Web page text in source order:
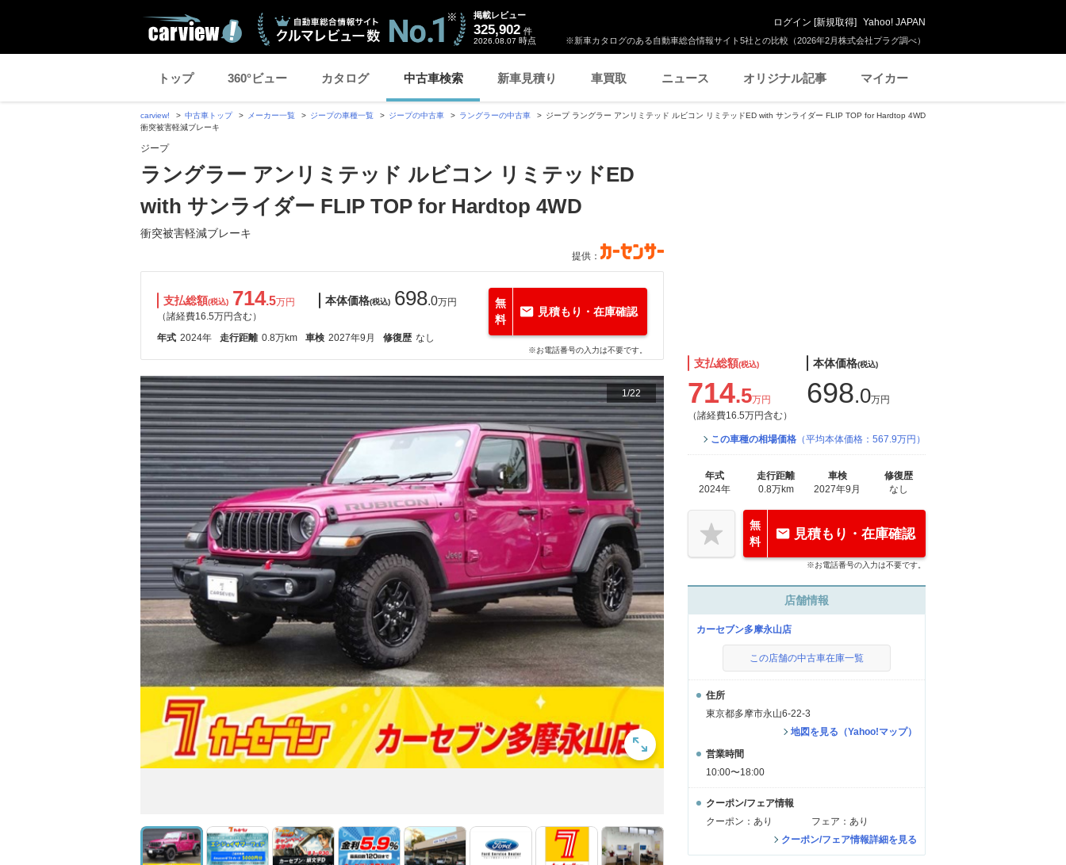
※新車カタログのある自動車総合情報サイト5社との比較（2026年2月株式会社プラグ調べ）
掲載レビュー
325,902 件
2026.08.07 時点
ログイン [新規取得] Yahoo! JAPAN
トップ 360°ビュー カタログ 中古車検索 新車見積り 車買取 ニュース オリジナル記事 マイカー
carview! 中古車トップ メーカー一覧 ジープの車種一覧 ジープの中古車 ラングラーの中古車
ジープ ラングラー アンリミテッド ルビコン リミテッドED with サンライダー FLIP TOP for Hardtop 4WD
衝突被害軽減ブレーキ
ジープ
ラングラー アンリミテッド ルビコン リミテッドED
with サンライダー FLIP TOP for Hardtop 4WD
衝突被害軽減ブレーキ
提供：
支払総額(税込) 714.5万円
（諸経費16.5万円含む）
本体価格(税込) 698.0万円
年式 2024年 走行距離 0.8万km 車検 2027年9月 修復歴 なし
無
料
見積もり・在庫確認
※お電話番号の入力は不要です。
1/22
支払総額(税込)
714.5万円
（諸経費16.5万円含む）
本体価格(税込)
698.0万円
この車種の相場価格 （平均本体価格：567.9万円）
年式
2024年
走行距離
0.8万km
車検
2027年9月
修復歴
なし
無
料
見積もり・在庫確認
※お電話番号の入力は不要です。
店舗情報
カーセブン多摩永山店
この店舗の中古車在庫一覧
住所
東京都多摩市永山6-22-3
地図を見る（Yahoo!マップ）
営業時間
10:00〜18:00
クーポン/フェア情報
クーポン：あり
フェア：あり
クーポン/フェア情報詳細を見る